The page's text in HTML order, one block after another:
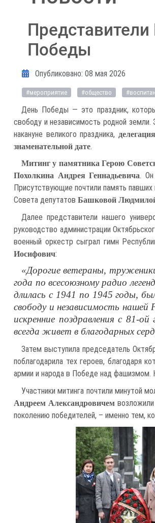
Победы
Информация о материале
Опубликовано: 08 мая 2026
#мероприятие #общество
День Победы — это праздник,
свободу и независимость родной
накануне великого праздника,
знаменательной дате.
Митинг у памятника Герою
Похолкина Андрея Геннадьевича. Он
Присутствующие почтили память
Совета депутатовБашковой
Далее представители нашего
руководство администрации
военный оркестр сыграл гимн
Иосифович:
«Дорогие ветераны,
года по всесоюзному радио
длилась с 1941 по 1945 годы,
свободу и независимость нашей
искренние поздравления с 81-
всегда живет в благодарных
Затем выступила председатель
поблагодарила тех героев, благодаря
армии и народа в Победе над
Участники митинга почтили минутой
Андреем Александровичем
поколению победителей, – именно тем,